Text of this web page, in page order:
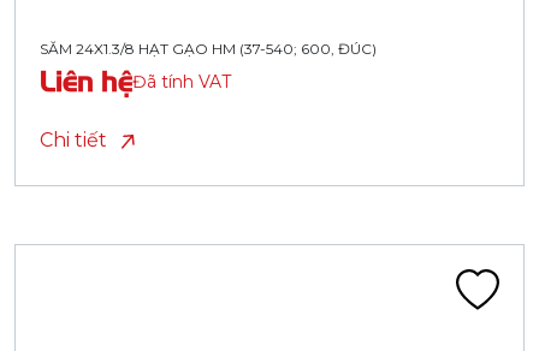
SĂM 24X1.3/8 HẠT GẠO HM (37-540; 600, ĐÚC)
Liên hệĐã tính VAT
Chi tiết